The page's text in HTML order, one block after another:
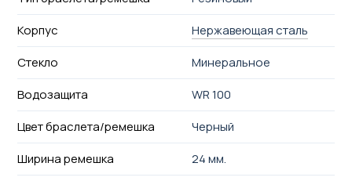
Корпус
Нержавеющая сталь
Стекло
Минеральное
Водозащита
WR 100
Цвет браслета/ремешка
Черный
Ширина ремешка
24 мм.